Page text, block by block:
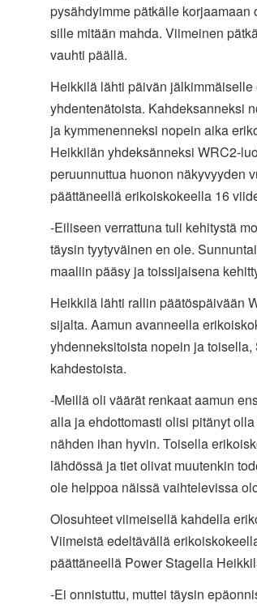
pysähdyimme pätkälle korjaamaan
sille mitään mahda. Viimeinen
vauhti päällä.
Heikkilä lähti päivän
yhdentenätoista. Kahdeksanneksi
ja kymmenenneksi nopein aika
Heikkilän yhdeksänneksi WRC2-
peruunnuttuahuonon näkyvyyden
päättäneellä erikoiskokeella 16
-Eiliseen verrattuna tuli kehitystä
täysin tyytyväinen en ole.
maaliin pääsy ja toissijaisena
Heikkilä lähti rallin päätöspäivään
sijalta. Aamun avanneella
yhdenneksitoista nopein ja
kahdestoista.
-Meillä oli väärät renkaat aamun
alla ja ehdottomasti olisi pitänyt
nähden ihan hyvin. Toisella
lähdössä ja tiet olivat muutenkin
ole helppoa näissä vaihtelevissa
Olosuhteet viimeisellä kahdella
Viimeistä edeltävällä
päättäneellä Power Stagella
-Ei onnistuttu, muttei täysin